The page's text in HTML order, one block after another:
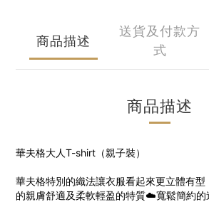
商品描述
送貨及付款方
式
商品描述
華夫格大人T-shirt（親子裝）
華夫格特別的織法讓衣服看起來更立體有型
的親膚舒適及柔軟輕盈的特質☁️寬鬆簡約的